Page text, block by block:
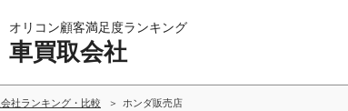
オリコン顧客満足度ランキング
車買取会社
社ランキング・比較 ホンダ販売店